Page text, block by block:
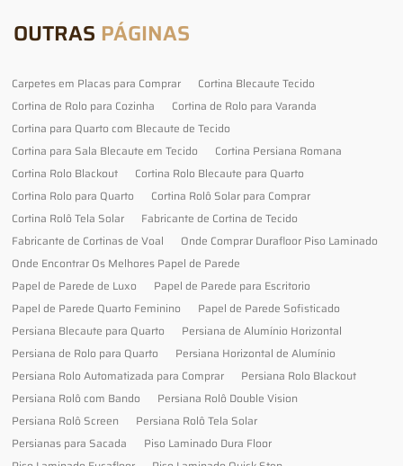
OUTRAS PÁGINAS
Carpetes em Placas para Comprar
Cortina Blecaute Tecido
Cortina de Rolo para Cozinha
Cortina de Rolo para Varanda
Cortina para Quarto com Blecaute de Tecido
Cortina para Sala Blecaute em Tecido
Cortina Persiana Romana
Cortina Rolo Blackout
Cortina Rolo Blecaute para Quarto
Cortina Rolo para Quarto
Cortina Rolô Solar para Comprar
Cortina Rolô Tela Solar
Fabricante de Cortina de Tecido
Fabricante de Cortinas de Voal
Onde Comprar Durafloor Piso Laminado
Onde Encontrar Os Melhores Papel de Parede
Papel de Parede de Luxo
Papel de Parede para Escritorio
Papel de Parede Quarto Feminino
Papel de Parede Sofisticado
Persiana Blecaute para Quarto
Persiana de Alumínio Horizontal
Persiana de Rolo para Quarto
Persiana Horizontal de Alumínio
Persiana Rolo Automatizada para Comprar
Persiana Rolo Blackout
Persiana Rolô com Bando
Persiana Rolô Double Vision
Persiana Rolô Screen
Persiana Rolô Tela Solar
Persianas para Sacada
Piso Laminado Dura Floor